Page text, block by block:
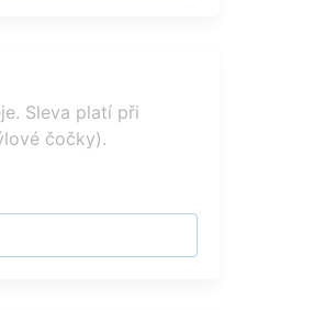
Sleva platí při
čočky).